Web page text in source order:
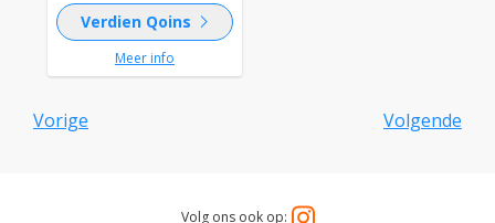
Verdien Qoins chevron_right
Meer info
Vorige Volgende
Volg ons ook op: